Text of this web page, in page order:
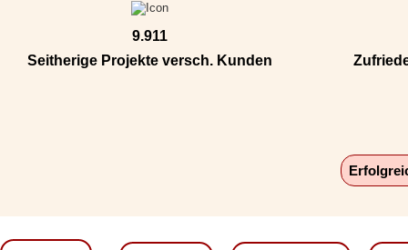
9.911
Seitherige Projekte versch. Kunden